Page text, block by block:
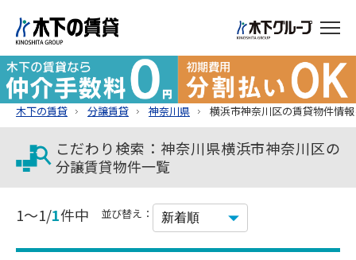
木下の賃貸 分譲賃貸 神奈川県 横浜市神奈川区の賃貸物件情
こだわり検索：神奈川県横浜市神奈川区の
分譲賃貸物件一覧
1～1/1件中 並び替え：